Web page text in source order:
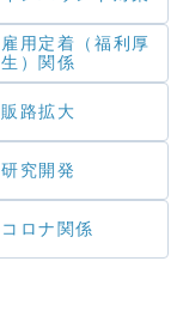
雇用定着（福利厚
生）関係
販路拡大
研究開発
コロナ関係